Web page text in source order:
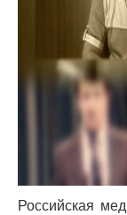
Российская